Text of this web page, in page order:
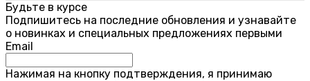
Будьте в курсе
Подпишитесь на последние обновления и узнавайте
о новинках и специальных предложениях первыми
Email
Нажимая на кнопку подтверждения, я принимаю